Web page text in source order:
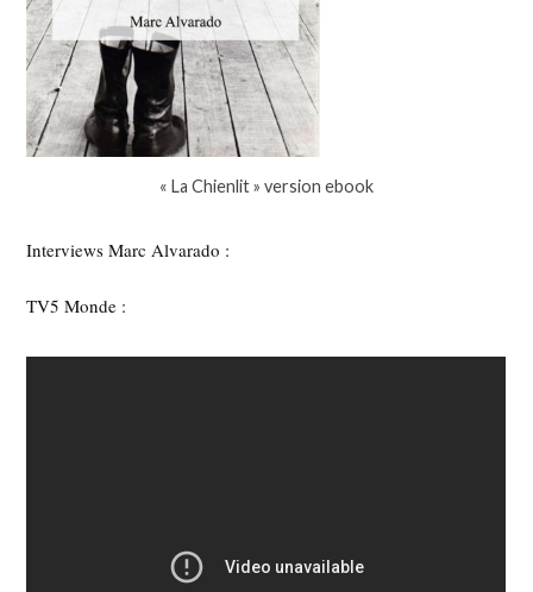
« La Chienlit » version ebook
Interviews Marc Alvarado :
TV5 Monde :